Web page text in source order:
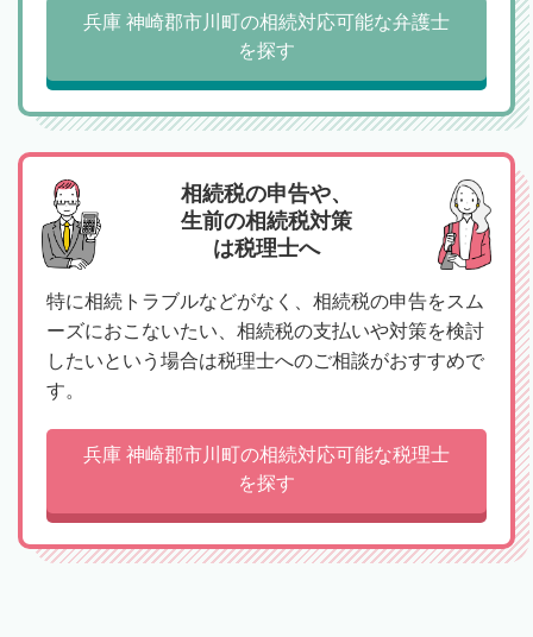
兵庫 神崎郡市川町の相続対応可能な弁護士
を探す
相続税の申告や、
生前の相続税対策
は税理士へ
特に相続トラブルなどがなく、相続税の申告をスム
ーズにおこないたい、相続税の支払いや対策を検討
したいという場合は税理士へのご相談がおすすめで
す。
兵庫 神崎郡市川町の相続対応可能な税理士
を探す